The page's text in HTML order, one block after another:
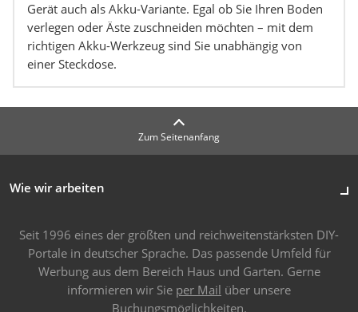
Gerät auch als Akku-Variante. Egal ob Sie Ihren Boden
verlegen oder Äste zuschneiden möchten – mit dem
richtigen Akku-Werkzeug sind Sie unabhängig von
einer Steckdose.
Zum Seitenanfang
Wie wir arbeiten
Seit 1996 eines der größten und reichweitenstärksten DIY-
Portale in deutscher Sprache. Das passende Umfeld für
Werbung aus dem Bereich Haus und Garten. Gerne
informieren wir Sie per Mail über unsere
Buchungsmöglichkeiten.